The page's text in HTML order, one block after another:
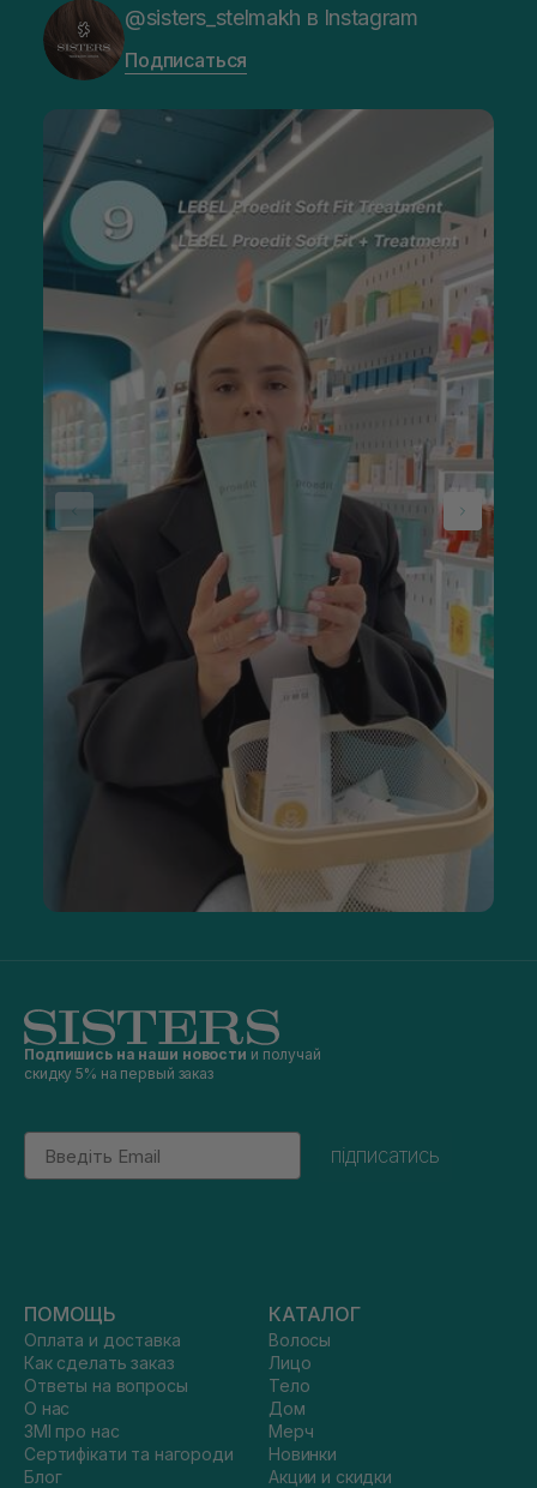
@sisters_stelmakh в Instagram
Подписаться
Подпишись на наши новости и получай
скидку 5% на первый заказ
Email
підписатись
ПОМОЩЬ
Оплата и доставка
Как сделать заказ
Ответы на вопросы
О нас
ЗМІ про нас
Сертифікати та нагороди
Блог
КАТАЛОГ
Волосы
Лицо
Тело
Дом
Мерч
Новинки
Акции и скидки